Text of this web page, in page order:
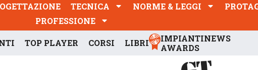
TECNICA NORME & LEGGI
PROFESSIONE
TOP PLAYER CORSI LIBRI
IMPIANTINEWS
AWARDS